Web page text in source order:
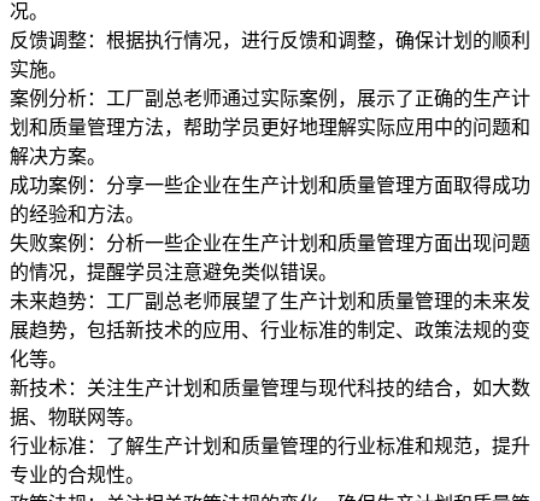
况。
反馈调整：根据执行情况，进行反馈和调整，确保计划的顺利
实施。
案例分析：工厂副总老师通过实际案例，展示了正确的生产计
划和质量管理方法，帮助学员更好地理解实际应用中的问题和
解决方案。
成功案例：分享一些企业在生产计划和质量管理方面取得成功
的经验和方法。
失败案例：分析一些企业在生产计划和质量管理方面出现问题
的情况，提醒学员注意避免类似错误。
未来趋势：工厂副总老师展望了生产计划和质量管理的未来发
展趋势，包括新技术的应用、行业标准的制定、政策法规的变
化等。
新技术：关注生产计划和质量管理与现代科技的结合，如大数
据、物联网等。
行业标准：了解生产计划和质量管理的行业标准和规范，提升
专业的合规性。